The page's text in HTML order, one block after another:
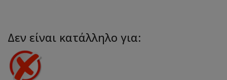
Δεν είναι κατάλληλο για: